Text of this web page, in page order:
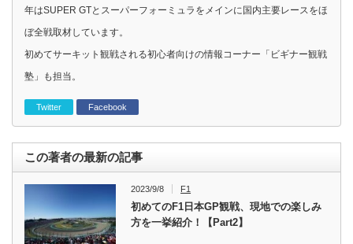
年はSUPER GTとスーパーフォーミュラをメインに国内主要レースをほ
ぼ全戦取材しています。
初めてサーキット観戦される初心者向けの情報コーナー「ビギナー観戦
塾」も担当。
Twitter Facebook
この著者の最新の記事
2023/9/8 F1
初めてのF1日本GP観戦、現地での楽しみ
方を一挙紹介！【Part2】